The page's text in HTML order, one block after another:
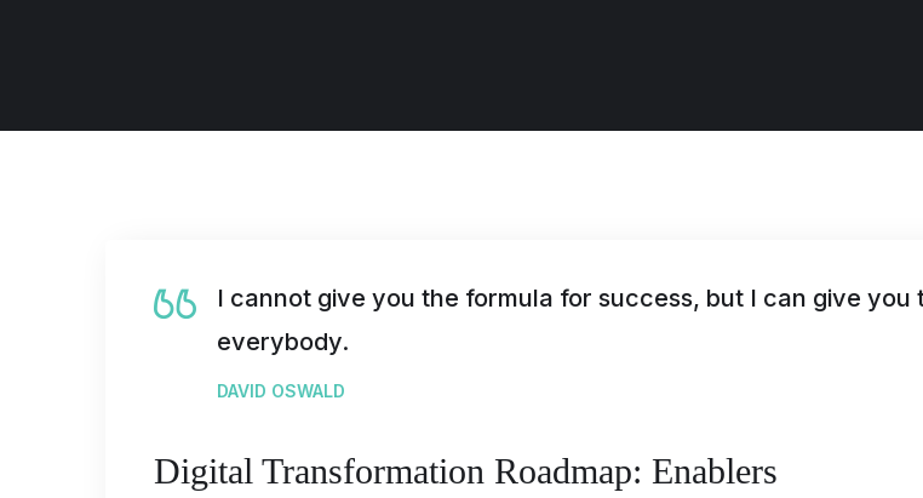
I cannot give you the formula for success, but I can give
everybody.
DAVID OSWALD
Digital Transformation Roadmap: Enablers